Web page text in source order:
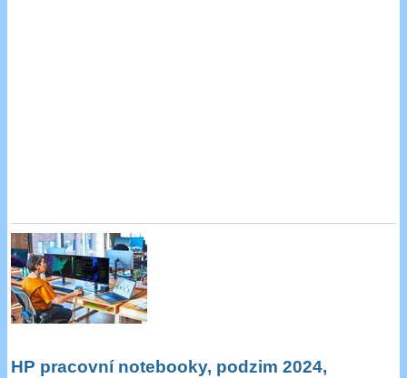
HP pracovní notebooky, podzim 2024,